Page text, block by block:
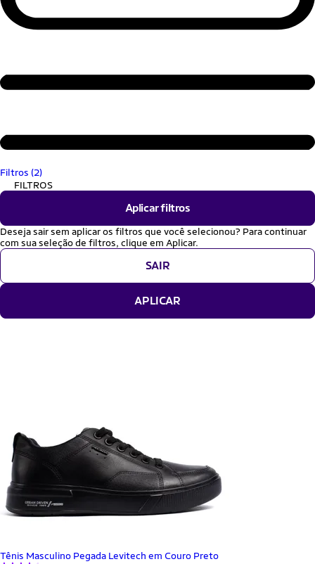
Filtros (2)
FILTROS
Aplicar filtros
Deseja sair sem aplicar os filtros que você selecionou? Para continuar
com sua seleção de filtros, clique em Aplicar.
SAIR
APLICAR
Tênis Masculino Pegada Levitech em Couro Preto